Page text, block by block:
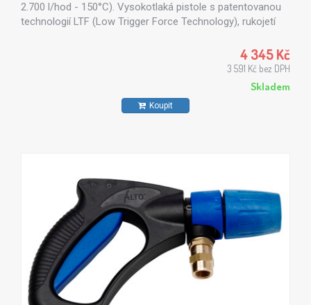
2.700 l/hod - 150°C). Vysokotlaká pistole s patentovanou
technologií LTF (Low Trigger Force Technology), rukojetí
4 345 Kč
3 591 Kč bez DPH
Skladem
Koupit